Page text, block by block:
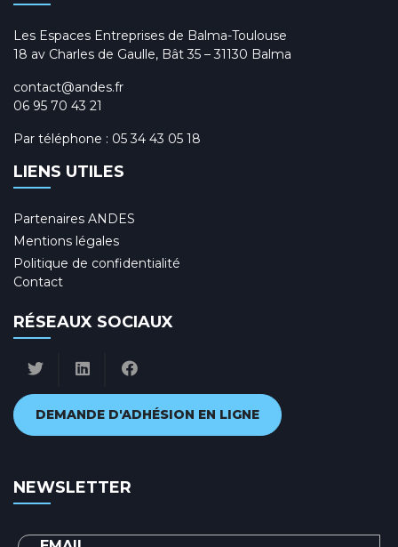
Les Espaces Entreprises de Balma-Toulouse
18 av Charles de Gaulle, Bât 35 – 31130 Balma
contact@andes.fr
06 95 70 43 21
Par téléphone : 05 34 43 05 18
LIENS UTILES
Partenaires ANDES
Mentions légales
Politique de confidentialité
Contact
RÉSEAUX SOCIAUX
DEMANDE D'ADHÉSION EN LIGNE
NEWSLETTER